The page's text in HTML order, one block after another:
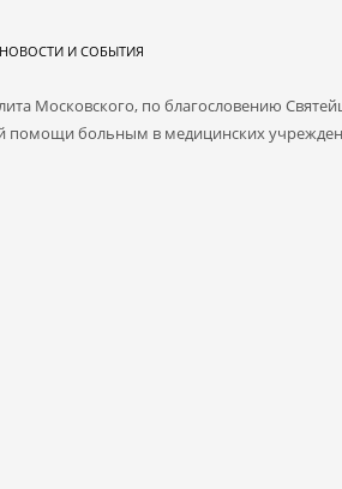
НОВОСТИ И СОБЫТИЯ
Московского, по благословению
помощи больным в медицинских